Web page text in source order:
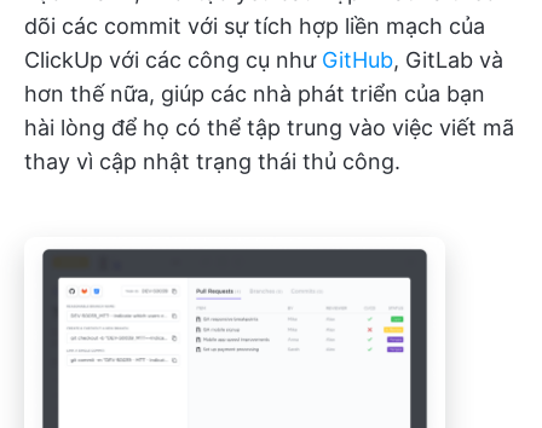
dõi các commit với sự tích hợp liền mạch của
ClickUp với các công cụ như GitHub, GitLab và
hơn thế nữa, giúp các nhà phát triển của bạn
hài lòng để họ có thể tập trung vào việc viết mã
thay vì cập nhật trạng thái thủ công.